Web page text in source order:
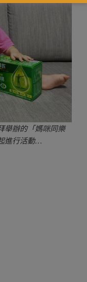
舉辦的「媽咪同樂
進行活動…